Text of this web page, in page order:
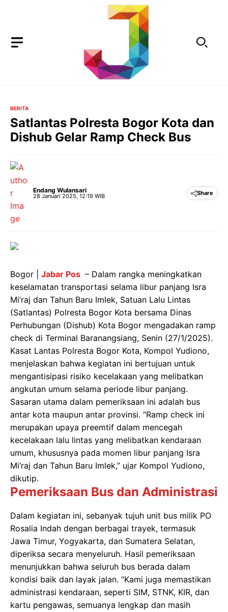
BERITA
Satlantas Polresta Bogor Kota dan
Dishub Gelar Ramp Check Bus
Endang Wulansari
28 Januari 2025, 12:19 WIB Share
Bogor | Jabar Pos – Dalam rangka meningkatkan
keselamatan transportasi selama libur panjang Isra
Mi’raj dan Tahun Baru Imlek, Satuan Lalu Lintas
(Satlantas) Polresta Bogor Kota bersama Dinas
Perhubungan (Dishub) Kota Bogor mengadakan ramp
check di Terminal Baranangsiang, Senin (27/1/2025).
Kasat Lantas Polresta Bogor Kota, Kompol Yudiono,
menjelaskan bahwa kegiatan ini bertujuan untuk
mengantisipasi risiko kecelakaan yang melibatkan
angkutan umum selama periode libur panjang.
Sasaran utama dalam pemeriksaan ini adalah bus
antar kota maupun antar provinsi. “Ramp check ini
merupakan upaya preemtif dalam mencegah
kecelakaan lalu lintas yang melibatkan kendaraan
umum, khususnya pada momen libur panjang Isra
Mi’raj dan Tahun Baru Imlek,” ujar Kompol Yudiono,
dikutip.
Pemeriksaan Bus dan Administrasi
Dalam kegiatan ini, sebanyak tujuh unit bus milik PO
Rosalia Indah dengan berbagai trayek, termasuk
Jawa Timur, Yogyakarta, dan Sumatera Selatan,
diperiksa secara menyeluruh. Hasil pemeriksaan
menunjukkan bahwa seluruh bus berada dalam
kondisi baik dan layak jalan. “Kami juga memastikan
administrasi kendaraan, seperti SIM, STNK, KIR, dan
kartu pengawas, semuanya lengkap dan masih